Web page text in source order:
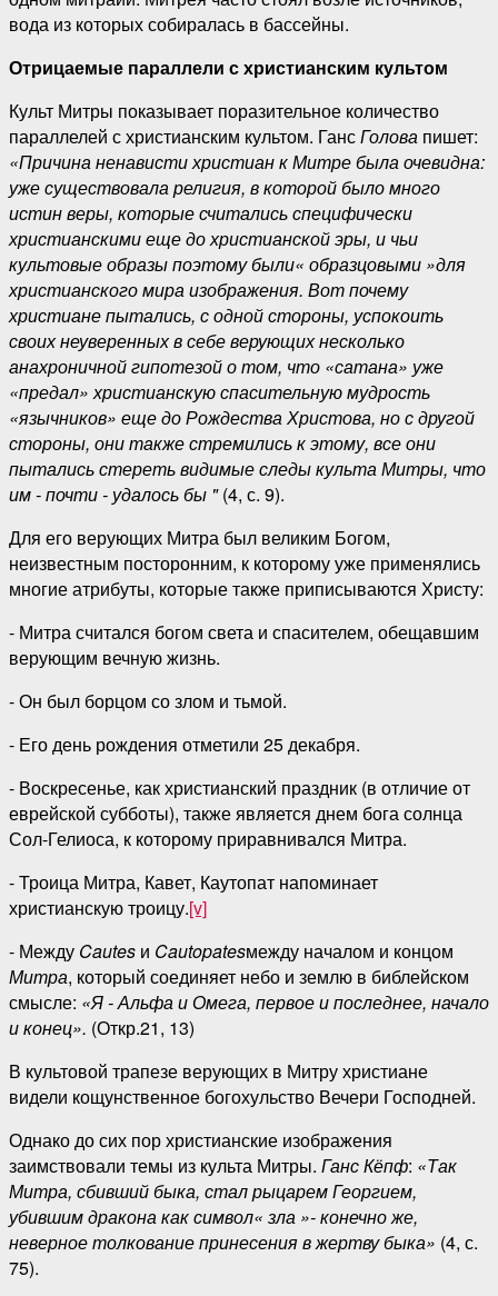
вода из которых собиралась в бассейны.
Отрицаемые параллели с христианским культом
Культ Митры показывает поразительное количество
параллелей с христианским культом. ГансГолова пишет:
«Причина ненависти христиан к Митре была очевидна:
уже существовала религия, в которой было много
истин веры, которые считались специфически
христианскими еще до христианской эры, и чьи
культовые образы поэтому были« образцовыми »для
христианского мира изображения. Вот почему
христиане пытались, с одной стороны, успокоить
своих неуверенных в себе верующих несколько
анахроничной гипотезой о том, что «сатана» уже
«предал» христианскую спасительную мудрость
«язычников» еще до Рождества Христова, но с другой
стороны, они также стремились к этому, все они
пытались стереть видимые следы культа Митры, что
им - почти - удалось бы "(4, с. 9).
Для его верующих Митра был великим Богом,
неизвестным посторонним, к которому уже применялись
многие атрибуты, которые также приписываются Христу:
- Митра считался богом света и спасителем, обещавшим
верующим вечную жизнь.
- Он был борцом со злом и тьмой.
- Его день рождения отметили 25 декабря.
- Воскресенье, как христианский праздник (в отличие от
еврейской субботы), также является днем бога солнца
Сол-Гелиоса, к которому приравнивался Митра.
- Троица Митра, Кавет, Каутопат напоминает
христианскую троицу.[v]
- Между Cautes и Cautopatesмежду началом и концом
Митра, который соединяет небо и землю в библейском
смысле: «Я - Альфа и Омега, первое и последнее, начало
и конец». (Откр.21, 13)
В культовой трапезе верующих в Митру христиане
видели кощунственное богохульство Вечери Господней.
Однако до сих пор христианские изображения
заимствовали темы из культа Митры. Ганс Кёпф: «Так
Митра, сбивший быка, стал рыцарем Георгием,
убившим дракона как символ« зла »- конечно же,
неверное толкование принесения в жертву быка» (4, с.
75).